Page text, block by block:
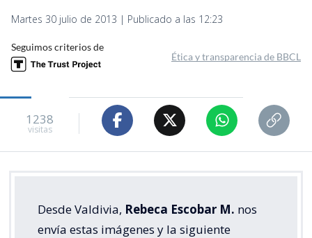
Martes 30 julio de 2013 | Publicado a las 12:23
Seguimos criterios de
Ética y transparencia de BBCL
1238
visitas
Desde Valdivia, Rebeca Escobar M. nos
envía estas imágenes y la siguiente